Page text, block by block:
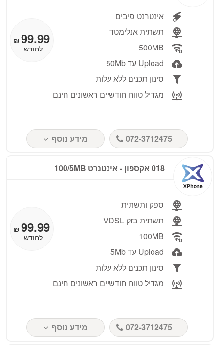
אינטרנט סיבים
תשתית אנלימטד
500MB
Upload עד 50Mb
סינון תכנים ללא עלות
מגדיל טווח חודשיים ראשונים חינם
99.99
₪
לחודש
072-3712475 מידע נוסף
018 אקספון ‏- אינטנרט 100/5MB
ספק ותשתית
תשתית בזק VDSL
100MB
Upload עד 5Mb
סינון תכנים ללא עלות
מגדיל טווח חודשיים ראשונים חינם
99.99
₪
לחודש
072-3712475 מידע נוסף